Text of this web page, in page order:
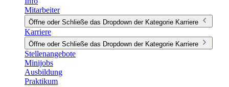
Mitarbeiter
Öffne oder Schließe das Dropdown der Kategorie Karriere
Karriere
Öffne oder Schließe das Dropdown der Kategorie Karriere
Stellenangebote
Minijobs
Ausbildung
Praktikum